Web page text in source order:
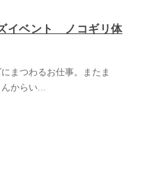
イベント ノコギリ体
まつわるお仕事。またま
からい